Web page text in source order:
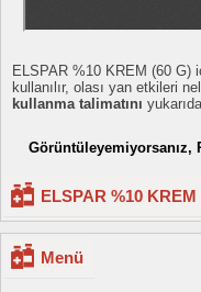
ELSPAR %10 KREM (60 G)
kullanılır, olası yan etkileri
kullanma talimatını
Görüntüleyemiyorsanız,
ELSPAR %10
Menü